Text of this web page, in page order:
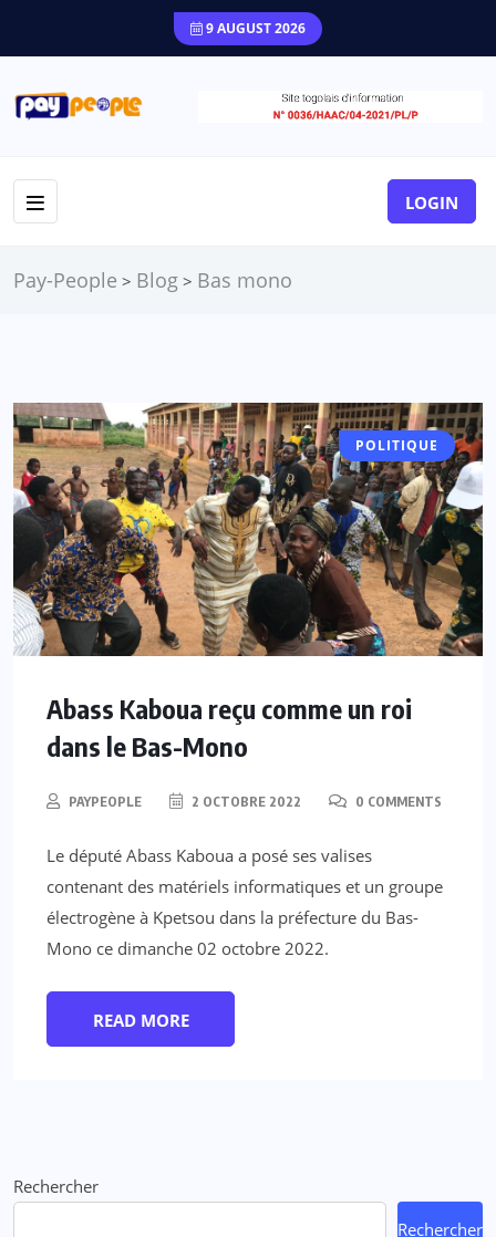
9 AUGUST 2026
LOGIN
Pay-People > Blog > Bas mono
POLITIQUE
Abass Kaboua reçu comme un roi
dans le Bas-Mono
PAYPEOPLE 2 OCTOBRE 2022 0 COMMENTS
Le député Abass Kaboua a posé ses valises
contenant des matériels informatiques et un groupe
électrogène à Kpetsou dans la préfecture du Bas-
Mono ce dimanche 02 octobre 2022.
READ MORE
Rechercher
Rechercher